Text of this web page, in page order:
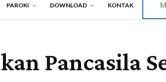
PAROKI DOWNLOAD KONTAK
Pancasila